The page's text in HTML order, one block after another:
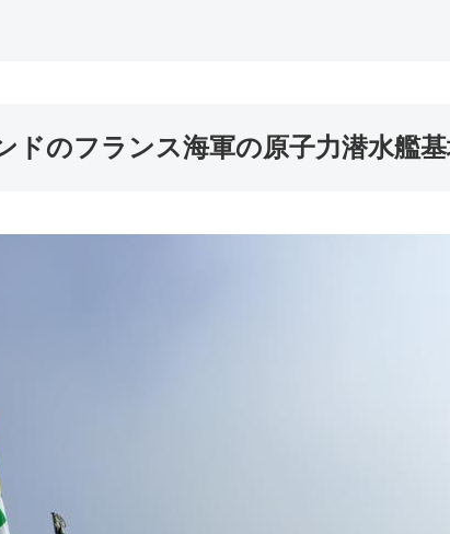
ドのフランス海軍の原子力潜水艦